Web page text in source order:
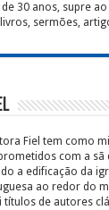
30 anos, supre
sermões,
Fiel tem como
com a sã
a edificação da
ao redor do
títulos de autores